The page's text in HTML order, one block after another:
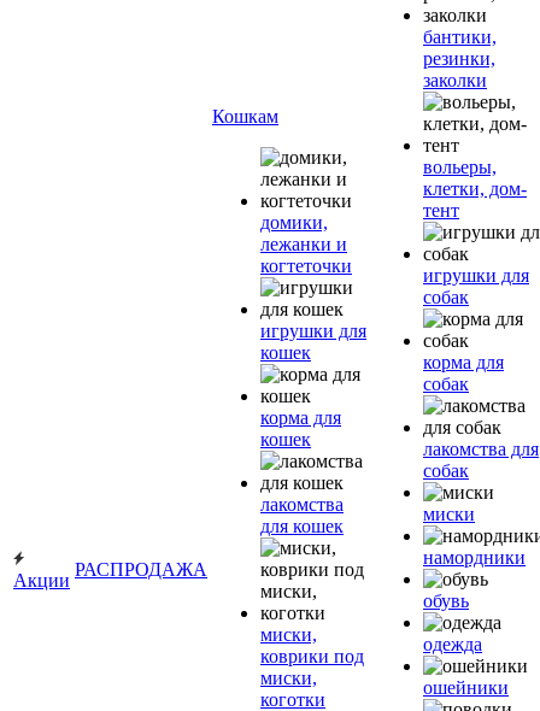
Акции
РАСПРОДАЖА
Кошкам
домики,
лежанки и
когтеточки
игрушки для
кошек
корма для
кошек
лакомства
для кошек
миски,
коврики под
миски,
коготки
бантики,
резинки,
заколки
вольеры,
клетки, дом-
тент
игрушки для
собак
корма для
собак
лакомства для
собак
миски
намордники
обувь
одежда
ошейники